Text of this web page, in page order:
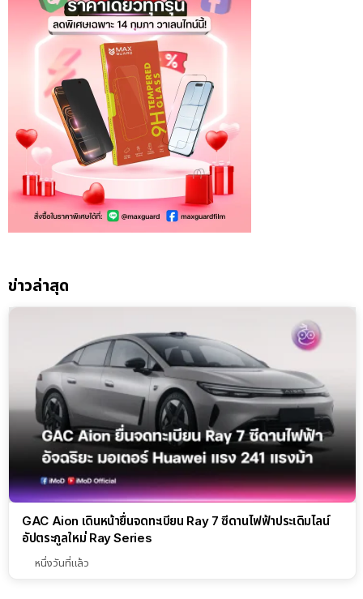
ข่าวล่าสุด
GAC Aion เดินหน้ายื่นจดทะเบียน Ray 7 ซีดานไฟฟ้าประเดิมไลน์
อัปตระกูลใหม่ Ray Series
หนึ่งวันที่แล้ว